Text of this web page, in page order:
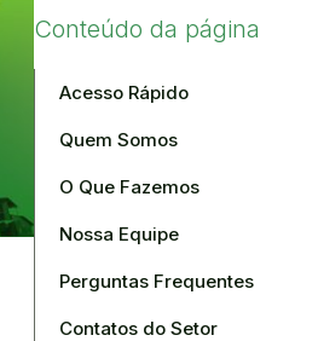
Conteúdo da página
Acesso Rápido
Quem Somos
O Que Fazemos
Nossa Equipe
Perguntas Frequentes
Contatos do Setor